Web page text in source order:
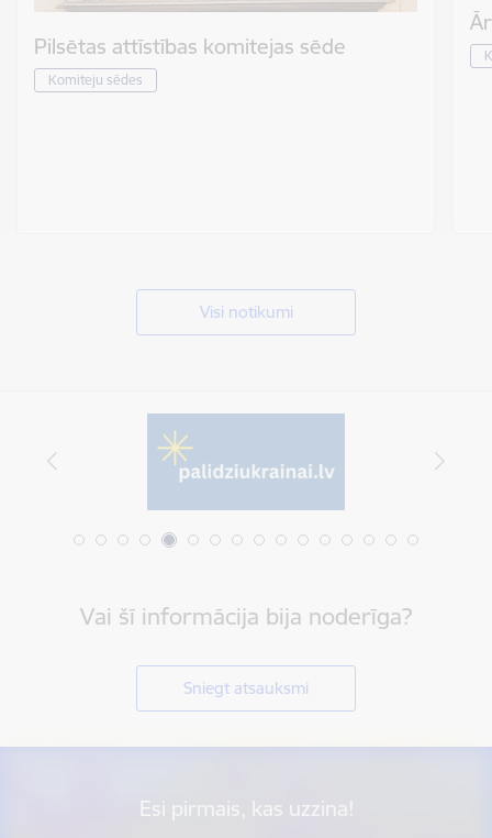
Pilsētas attīstības komitejas sēde
Komiteju sēdes
Visi notikumi
Vai šī informācija bija noderīga?
Sniegt atsauksmi
Esi pirmais, kas uzzina!